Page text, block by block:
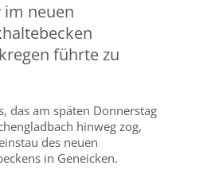
im neuen
führte zu
das am späten Donnerstag
hinweg zog,
des neuen
in Geneicken.